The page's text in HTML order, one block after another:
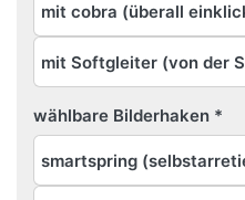
mit cobra (überall
mit Softgleiter (von der
wählbare Bilderhaken
smartspring